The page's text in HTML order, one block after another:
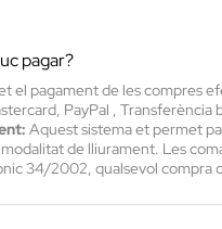
pagar?
el pagament de les compres
PayPal ,
Aquest sistema et permet
de lliurament. Les
34/2002, qualsevol compra